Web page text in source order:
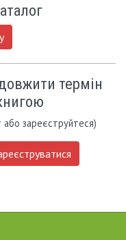
термін
або зареєструйтеся)